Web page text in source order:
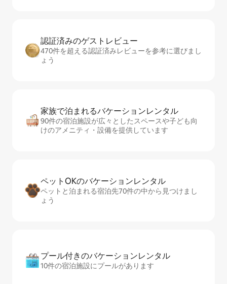
認証済みのゲ⁠ス⁠ト⁠レ⁠ビ⁠ュ⁠ー
470件を超える認証済みレビューを参考に選びまし
ょう
家族で泊まれるバ⁠ケ⁠ー⁠シ⁠ョ⁠ンレ⁠ン⁠タ⁠ル
90件の宿泊施設が広々としたスペースや子ども向
けのアメニティ・設備を提供しています
ペットOKのバ⁠ケ⁠ー⁠シ⁠ョ⁠ンレ⁠ン⁠タ⁠ル
ペットと泊まれる宿泊先70件の中から見つけまし
ょう
プール付きのバ⁠ケ⁠ー⁠シ⁠ョ⁠ンレ⁠ン⁠タ⁠ル
10件の宿泊施設にプールがあります